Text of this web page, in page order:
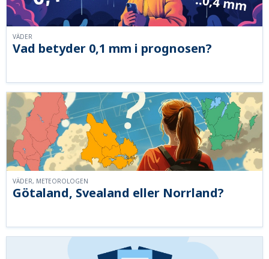
Vad betyder 0,1 mm i prognosen?
VÄDER
Götaland, Svealand eller Norrland?
VÄDER, METEOROLOGEN